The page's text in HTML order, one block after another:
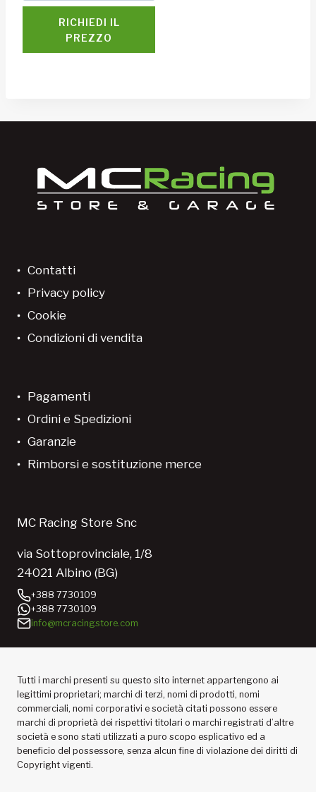
RICHIEDI IL
PREZZO
Contatti
Privacy policy
Cookie
Condizioni di vendita
Pagamenti
Ordini e Spedizioni
Garanzie
Rimborsi e sostituzione merce
MC Racing Store Snc
via Sottoprovinciale, 1/8
24021 Albino (BG)
+388 7730109
+388 7730109
info@mcracingstore.com
Tutti i marchi presenti su questo sito internet appartengono ai
legittimi proprietari; marchi di terzi, nomi di prodotti, nomi
commerciali, nomi corporativi e società citati possono essere
marchi di proprietà dei rispettivi titolari o marchi registrati d’altre
società e sono stati utilizzati a puro scopo esplicativo ed a
beneficio del possessore, senza alcun fine di violazione dei diritti di
Copyright vigenti.